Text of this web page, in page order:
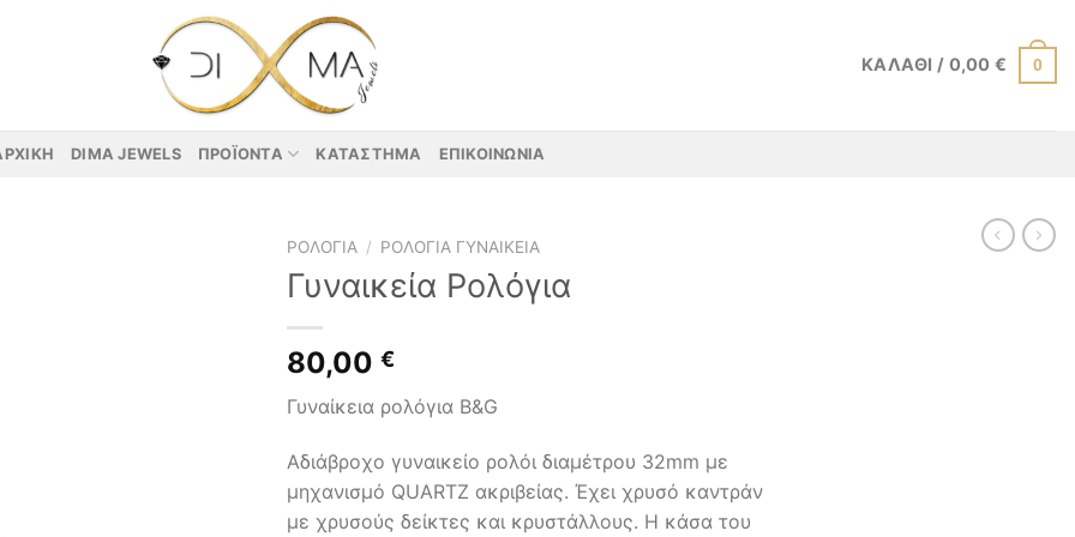
ΚΑΛΆΘΙ / 0,00€ 0
DIMA JEWELS ΠΡΟΪΌΝΤΑ ΚΑΤΆΣΤΗΜΑ ΕΠΙΚΟΙΝΩΝΊΑ
ΡΟΛΌΓΙΑ / ΡΟΛΌΓΙΑ ΓΥΝΑΙΚΕΊΑ
Γυναικεία Ρολόγια
80,00 €
Γυναίκεια ρολόγια B&G
Αδιάβροχο γυναικείο ρολόι διαμέτρου 32mm με
μηχανισμό QUARTZ ακριβείας. Έχει χρυσό καντράν
με χρυσούς δείκτες και κρυστάλλους. Η κάσα του